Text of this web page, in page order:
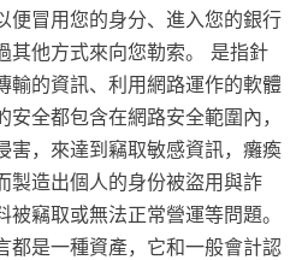
便冒用您的身分、進入您的銀行
其他方式來向您勒索。 是指針
輸的資訊、利用網路運作的軟體
全都包含在網路安全範圍內，
害，來達到竊取敏感資訊，癱瘓
製造出個人的身份被盜用與詐
竊取或無法正常營運等問題。
都是一種資產，它和一般會計認